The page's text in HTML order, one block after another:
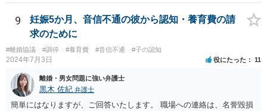
してはいかがでしょうか。 代理人となる場合ですが、事務所ごとにま
ちまちです。 弊所の場合、交渉をお受けするとなると20万円くらいが
多いかと思います。
9
妊娠5か月、音信不通の彼から認知・養育費の請
求のために
#離婚協議 #調停 #養育費 #音信不通 #子の認知
2024年7月3日 役にたった 11
離婚・男女問題に強い弁護士
黒木 佐紀 弁護士
簡単にはなりますが、ご回答いたします。 職場への連絡は、名誉毀損